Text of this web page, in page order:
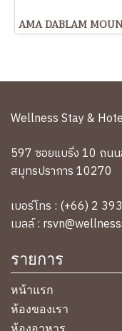
Wellness Stay &
597 ซอยแบริ่ง 10 ถน
สมุทรปราการ 10270
เบอร์โทร : (+66) 2
เมลล์ :
รายการ
หน้าแรก
ห้องของเรา
ห้องอาหาร